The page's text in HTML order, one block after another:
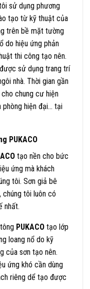
sử dụng phương
tạo từ kỹ thuật của
trên bề mặt tường
do hiệu ứng phản
thi công tạo nên.
sử dụng trang trí
nhà. Thời gian gần
chung cư hiện
phòng hiện đại… tại
PUKACO
tạo nền cho bức
ứng mà khách
tôi. Sơn giả bê
chúng tôi luôn có
nhất.
PUKACO tạo lớp
loang nổ do kỹ
của sơn tạo nên.
ứng khó cần dùng
riêng dể tạo được